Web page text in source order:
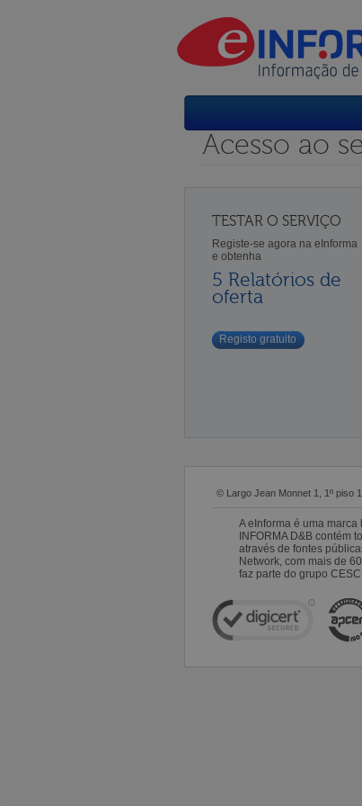
Acesso ao
TESTAR O SERVIÇO
Registe-se agora na eInforma
e obtenha
5 Relatórios de
oferta
Registo gratuito
© Largo Jean Monnet 1, 1º piso
A eInforma é uma
INFORMA D&B
através de fontes
Network, com mais de
faz parte do grupo